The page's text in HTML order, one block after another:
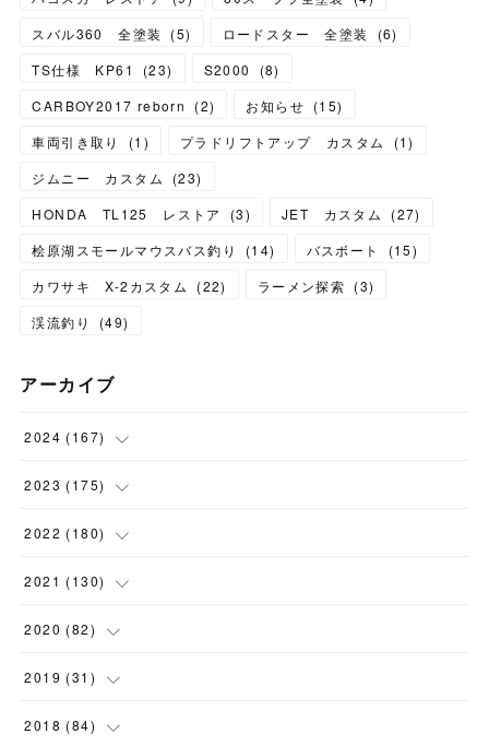
スバル360 全塗装
(5) ロードスター 全塗装 (6)
TS仕様 KP61
(23) S2000 (8)
CARBOY2017 reborn
(2) お知らせ (15)
車両引き取り
(1 ) プラドリフトアップ カスタム (1)
ジムニー カスタム
(23)
HONDA TL125 レストア
(3) JET カスタム (27)
桧原湖スモールマウスバス釣り
(14) バスボート (15)
カワサキ X-2カスタム
(22) ラーメン探索 (3)
渓流釣り
(49)
アーカイブ
2024 (167)
(11)
(24)
(23)
( 23
2023 (175)
(12)
(18)
(16
( 15
2022 (180)
(17)
(15
(23
( 14
2021 (130)
(10
(4 )
( 16
2020 (82)
(21
(8 )
2019 (31 )
(1)
2018 (84)